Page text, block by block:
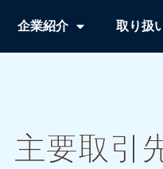
企業紹介 取り扱
主要取引